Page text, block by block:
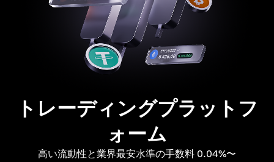
トレーディングプラットフ
ォーム
高い流動性と業界最安水準の手数料 0.04%〜